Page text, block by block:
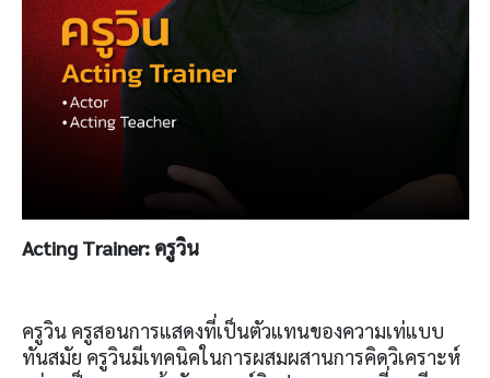
Acting Trainer: ครูวิน
ครูวิน ครูสอนการแสดงที่เป็นตัวแทนของความเท่แบบ
ทันสมัย ครูวินมีเทคนิคในการผสมผสานการคิดวิเคราะห์